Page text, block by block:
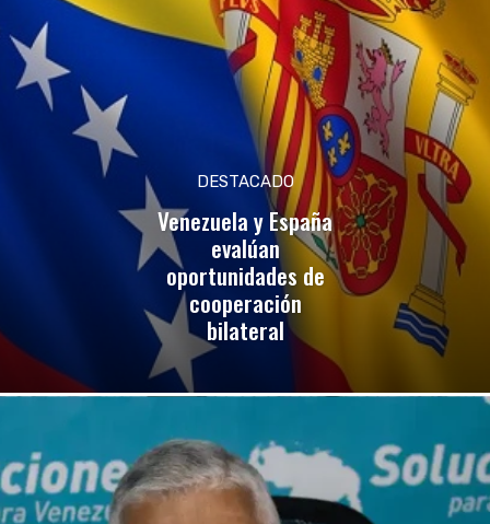
DESTACADO
Venezuela y España
evalúan
oportunidades de
cooperación
bilateral